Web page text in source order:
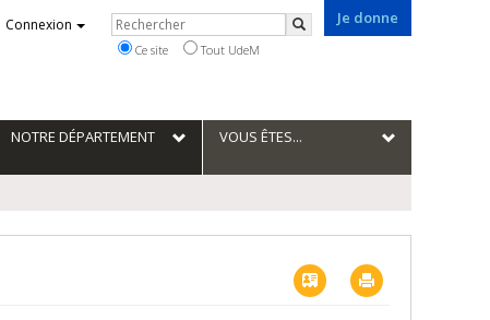
Je donne
Connexion Rechercher
Rechercher
Ce site Tout UdeM
NOTRE DÉPARTEMENT VOUS ÊTES...
Vcard